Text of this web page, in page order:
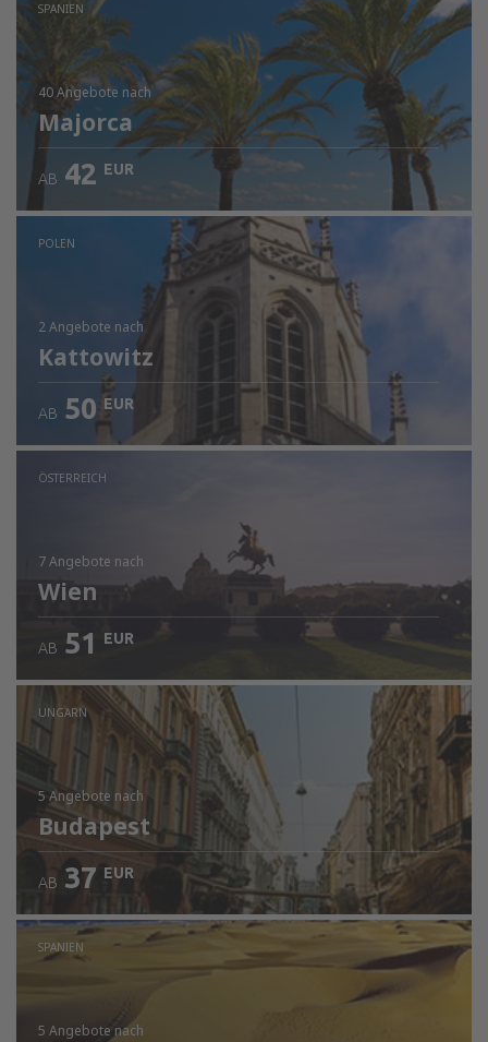
SPANIEN
40 Angebote nach
Majorca
AB 42 EUR
POLEN
2 Angebote nach
Kattowitz
AB 50 EUR
ÖSTERREICH
7 Angebote nach
Wien
AB 51 EUR
UNGARN
5 Angebote nach
Budapest
AB 37 EUR
SPANIEN
5 Angebote nach